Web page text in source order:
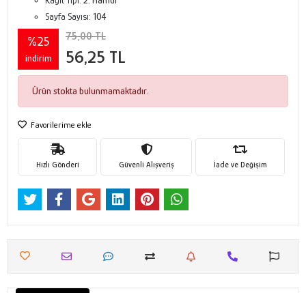
Sayfa Sayısı: 104
%25
indirim
75,00 TL
56,25 TL
Ürün stokta bulunmamaktadır.
Favorilerime ekle
Hızlı Gönderi Güvenli Alışveriş İade ve Değişim